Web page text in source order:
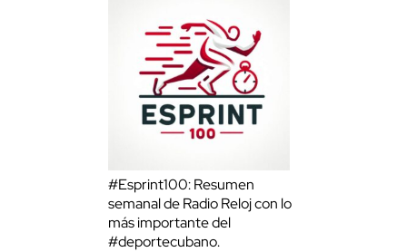
#Esprint100: Resumen
semanal de Radio Reloj con lo
más importante del
#deportecubano.